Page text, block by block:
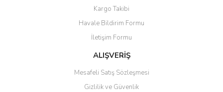
Ürün resmi kalitesiz, bozuk veya görüntülenemiyor.
Ürün açıklamasında eksik bilgiler bulunuyor.
Ürün bilgilerinde hatalar bulunuyor.
Bu ürüne benzer farklı alternatifler olmalı.
Kargo Takibi
Havale Bildirim Formu
İletişim Formu
ALIŞVERİŞ
Mesafeli Satış Sözleşmesi
Gizlilik ve Güvenlik